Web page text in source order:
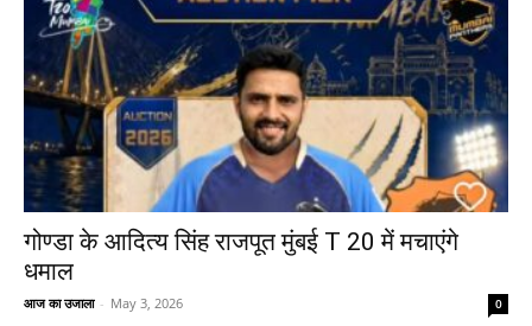
गोण्डा के आदित्य सिंह राजपूत मुंबई T 20 में मचाएंगे
धमाल
आज का उजाला - May 3, 2026 0